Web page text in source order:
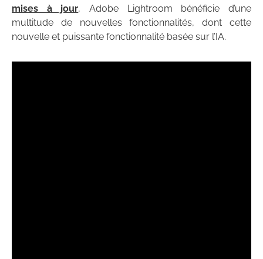
mises à jour, Adobe Lightroom bénéficie d’une
multitude de nouvelles fonctionnalités, dont cette
nouvelle et puissante fonctionnalité basée sur l’IA.